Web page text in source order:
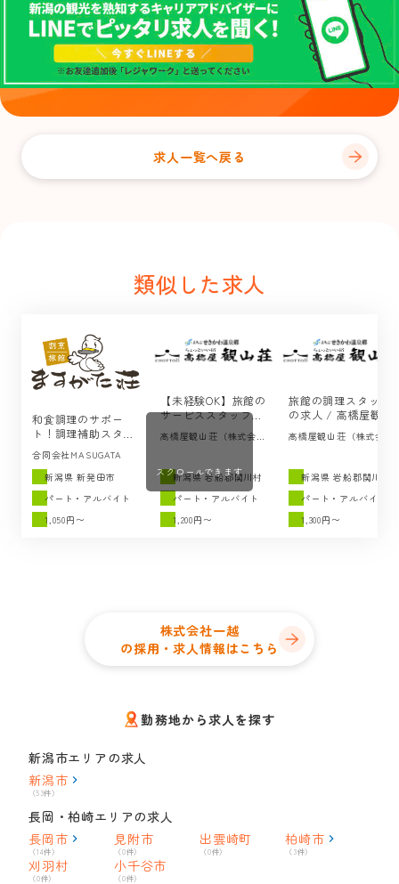
求人一覧へ戻る
類似した求人
和食調理のサポー
ト！調理補助スタッ
荘（新発田市）
合同会社MASUGATA
新潟県 新発田市
パート・アルバイト
1,050円〜
【未経験OK】旅館の
サービススタッフの
求人 / 高橋屋観山荘
（岩船郡関川村）
高橋屋観山荘（株式会社
新潟県 岩船郡関川村
パート・アルバイト
1,200円〜
旅館の調理スタッフ
の求人 / 高橋屋観山
荘（岩船郡関川村）
高橋屋観山荘（株式会社
新潟県 岩船郡関川村
パート・アルバイト
1,300円〜
スクロールできます
株式会社一越
の採用・求人情報はこちら
勤務地から求人を探す
新潟市エリアの求人
新潟市
（53件）
長岡・柏崎エリアの求人
長岡市
（14件）
見附市
（0件）
出雲崎町
（0件）
柏崎市
（3件）
刈羽村
（0件）
小千谷市
（0件）